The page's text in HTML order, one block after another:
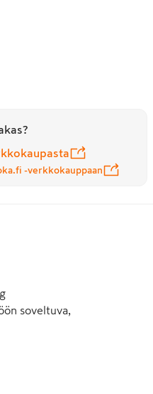
-verkkokauppaan
soveltuva,